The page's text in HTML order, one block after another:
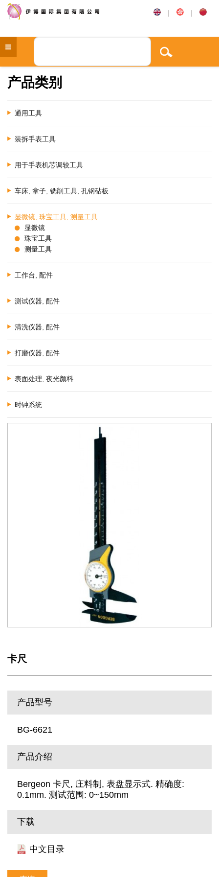
| |
产品类别
通用工具
装拆手表工具
用于手表机芯调较工具
车床, 拿子, 铣削工具, 孔钢砧板
显微镜, 珠宝工具, 测量工具
显微镜
珠宝工具
测量工具
工作台, 配件
测试仪器, 配件
清洗仪器, 配件
打磨仪器, 配件
表面处理, 夜光颜料
时钟系统
卡尺
产品型号
BG-6621
产品介绍
Bergeon 卡尺, 庄料制, 表盘显示式. 精确度:
0.1mm. 测试范围: 0~150mm
下载
中文目录